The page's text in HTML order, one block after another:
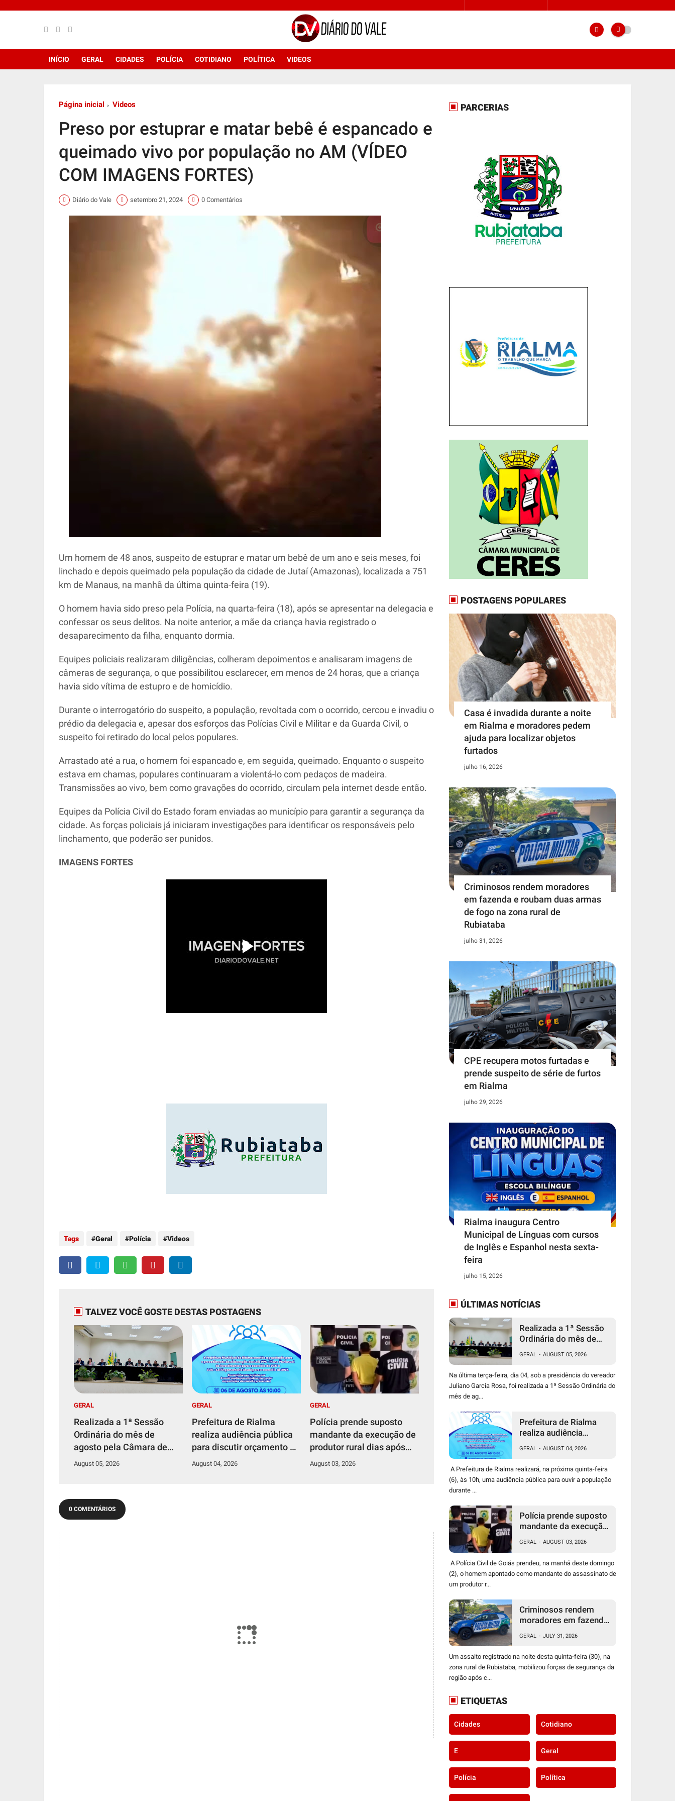
INÍCIO GERAL CIDADES POLÍCIA COTIDIANO POLÍTICA VIDEOS
Página inicial Videos
Preso por estuprar e matar bebê é espancado e
queimado vivo por população no AM (VÍDEO
COM IMAGENS FORTES)
Diário do Vale setembro 21, 2024 0 Comentários
Um homem de 48 anos, suspeito de estuprar e matar um bebê de um ano e seis meses, foi
linchado e depois queimado pela população da cidade de Jutaí (Amazonas), localizada a 751
km de Manaus, na manhã da última quinta-feira (19).
O homem havia sido preso pela Polícia, na quarta-feira (18), após se apresentar na delegacia e
confessar os seus delitos. Na noite anterior, a mãe da criança havia registrado o
desaparecimento da filha, enquanto dormia.
Equipes policiais realizaram diligências, colheram depoimentos e analisaram imagens de
câmeras de segurança, o que possibilitou esclarecer, em menos de 24 horas, que a criança
havia sido vítima de estupro e de homicídio.
Durante o interrogatório do suspeito, a população, revoltada com o ocorrido, cercou e invadiu o
prédio da delegacia e, apesar dos esforços das Polícias Civil e Militar e da Guarda Civil, o
suspeito foi retirado do local pelos populares.
Arrastado até a rua, o homem foi espancado e, em seguida, queimado. Enquanto o suspeito
estava em chamas, populares continuaram a violentá-lo com pedaços de madeira.
Transmissões ao vivo, bem como gravações do ocorrido, circulam pela internet desde então.
Equipes da Polícia Civil do Estado foram enviadas ao município para garantir a segurança da
cidade. As forças policiais já iniciaram investigações para identificar os responsáveis pelo
linchamento, que poderão ser punidos.
IMAGENS FORTES
Tags Geral Polícia Videos
TALVEZ VOCÊ GOSTE DESTAS POSTAGENS
GERAL
Realizada a 1ª Sessão
Ordinária do mês de
agosto pela Câmara de
Ceres, confira
August 05, 2026
GERAL
Prefeitura de Rialma
realiza audiência pública
para discutir orçamento de
2027
August 04, 2026
GERAL
Polícia prende suposto
mandante da execução de
produtor rural dias após
capturar o atirador
August 03, 2026
0 COMENTÁRIOS
PARCERIAS
POSTAGENS POPULARES
Casa é invadida durante a noite
em Rialma e moradores pedem
ajuda para localizar objetos
furtados
julho 16, 2026
Criminosos rendem moradores
em fazenda e roubam duas armas
de fogo na zona rural de
Rubiataba
julho 31, 2026
CPE recupera motos furtadas e
prende suspeito de série de furtos
em Rialma
julho 29, 2026
Rialma inaugura Centro
Municipal de Línguas com cursos
de Inglês e Espanhol nesta sexta-
feira
julho 15, 2026
ÚLTIMAS NOTÍCIAS
Realizada a 1ª Sessão
Ordinária do mês de
Ceres, confira
GERAL - AUGUST 05, 2026
Na última terça-feira, dia 04, sob a presidência do vereador
Juliano Garcia Rosa, foi realizada a 1ª Sessão Ordinária do
mês de ag...
Prefeitura de Rialma
realiza audiência
orçamento de 2027
GERAL - AUGUST 04, 2026
A Prefeitura de Rialma realizará, na próxima quinta-feira
(6), às 10h, uma audiência pública para ouvir a população
durante ...
Polícia prende suposto
mandante da execução
após capturar o
atirador
GERAL - AUGUST 03, 2026
A Polícia Civil de Goiás prendeu, na manhã deste domingo
(2), o homem apontado como mandante do assassinato de
um produtor r...
Criminosos rendem
moradores em fazenda
de fogo na zona rural de
Rubiataba
GERAL - JULY 31, 2026
Um assalto registrado na noite desta quinta-feira (30), na
zona rural de Rubiataba, mobilizou forças de segurança da
região após c...
ETIQUETAS
Cidades Cotidiano
E Geral
Polícia Política